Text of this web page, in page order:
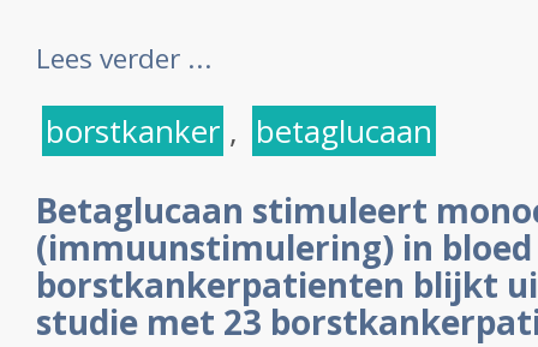
Lees verder ...
borstkanker , betaglucaan
Betaglucaan stimuleert
(immuunstimulering) in
borstkankerpatienten blijkt
studie met 23